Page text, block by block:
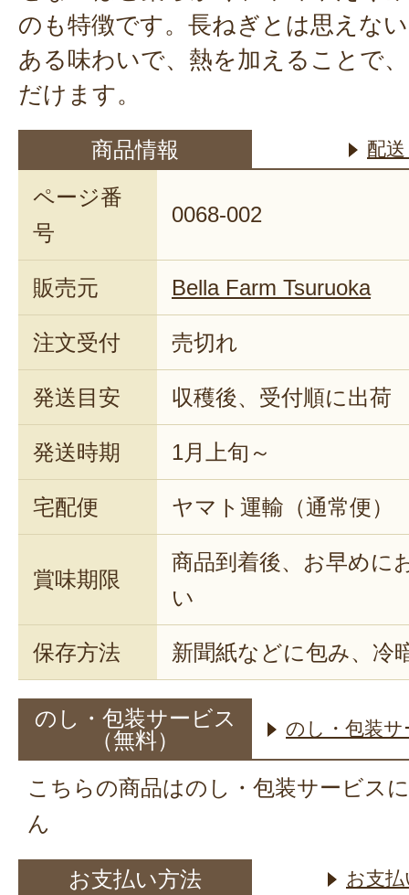
のも特徴です。長ねぎとは思えな
ある味わいで、熱を加えることで
だけます。
商品情報 配
ページ番
号
0068-002
販売元 Bella Farm Tsuruoka
注文受付 売切れ
発送目安 収穫後、受付順に出荷
発送時期 1月上旬～
宅配便 ヤマト運輸（通常便）
賞味期限
商品到着後、お早めに
い
保存方法 新聞紙などに包み、冷
のし・包装サービス
（無料）
のし・包装
こちらの商品はのし・包装サービス
ん
お支払い方法 お支